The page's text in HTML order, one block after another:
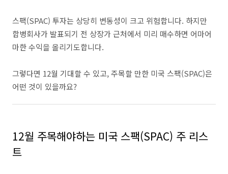
스팩(SPAC) 투자는 상당히 변동성이 크고 위험합니다. 하지만
합병회사가 발표되기 전 상장가 근처에서 미리 매수하면 어마어
마한 수익을 올리기도합니다.
그렇다면 12월 기대할 수 있고, 주목할 만한 미국 스팩(SPAC)은
어떤 것이 있을까요?
12월 주목해야하는 미국 스팩(SPAC) 주 리스
트